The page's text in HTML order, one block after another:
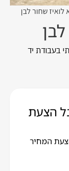
לואיז שחור לבן
בעבודת יד
הצעת
המחיר